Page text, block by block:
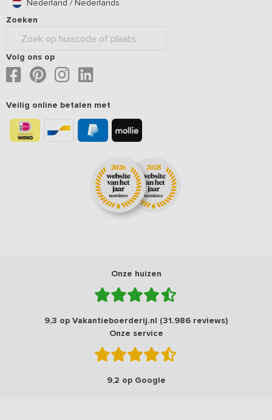
Nederland / Nederlands
Zoeken
Volg ons op
Veilig online betalen met
Onze huizen
9,3 op Vakantieboerderij.nl (31.986 reviews)
Onze service
9,2 op Google